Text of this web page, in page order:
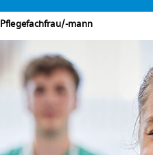
Pflegefachfrau/-mann